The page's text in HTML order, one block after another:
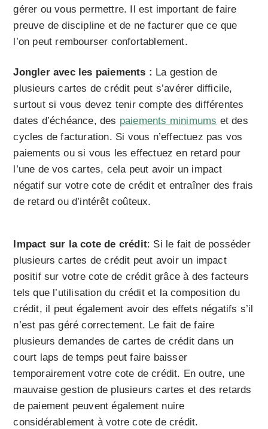
gérer ou vous permettre. Il est important de faire
preuve de discipline et de ne facturer que ce que
l’on peut rembourser confortablement.
Jongler avec les paiements : La gestion de
plusieurs cartes de crédit peut s’avérer difficile,
surtout si vous devez tenir compte des différentes
dates d’échéance, des paiements minimums et des
cycles de facturation. Si vous n’effectuez pas vos
paiements ou si vous les effectuez en retard pour
l’une de vos cartes, cela peut avoir un impact
négatif sur votre cote de crédit et entraîner des frais
de retard ou d’intérêt coûteux.
Impact sur la cote de crédit: Si le fait de posséder
plusieurs cartes de crédit peut avoir un impact
positif sur votre cote de crédit grâce à des facteurs
tels que l’utilisation du crédit et la composition du
crédit, il peut également avoir des effets négatifs s’il
n’est pas géré correctement. Le fait de faire
plusieurs demandes de cartes de crédit dans un
court laps de temps peut faire baisser
temporairement votre cote de crédit. En outre, une
mauvaise gestion de plusieurs cartes et des retards
de paiement peuvent également nuire
considérablement à votre cote de crédit.